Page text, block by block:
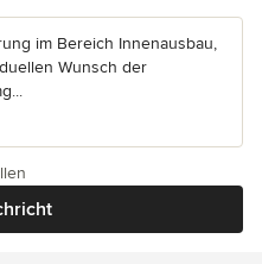
im Bereich Innenausbau,
Wunsch der